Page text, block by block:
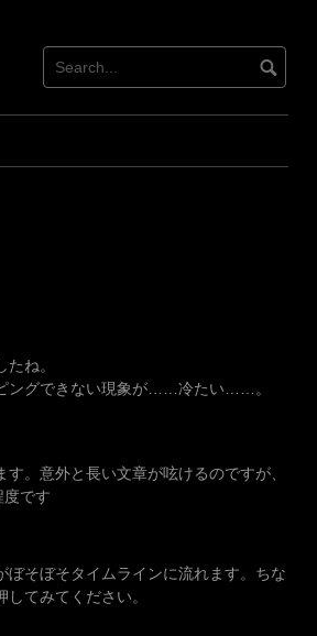
ね。
ングできない現象が……冷たい……。
。意外と長い文章が呟けるのですが、
です
そぼそタイムラインに流れます。ちな
てみてください。